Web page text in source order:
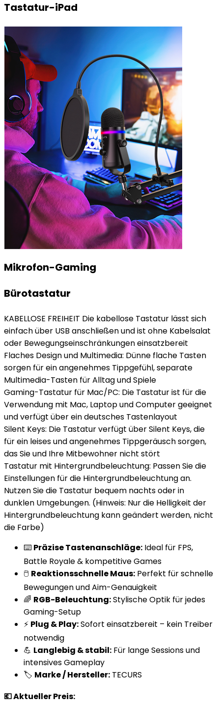
Tastatur-iPad
Mikrofon-Gaming
Bürotastatur
KABELLOSE FREIHEIT Die kabellose Tastatur lässt sich
einfach über USB anschließen und ist ohne Kabelsalat
oder Bewegungseinschränkungen einsatzbereit
Flaches Design und Multimedia: Dünne flache Tasten
sorgen für ein angenehmes Tippgefühl, separate
Multimedia-Tasten für Alltag und Spiele
Gaming-Tastatur für Mac/PC: Die Tastatur ist für die
Verwendung mit Mac, Laptop und Computer geeignet
und verfügt über ein deutsches Tastenlayout
Silent Keys: Die Tastatur verfügt über Silent Keys, die
für ein leises und angenehmes Tippgeräusch sorgen,
das Sie und Ihre Mitbewohner nicht stört
Tastatur mit Hintergrundbeleuchtung: Passen Sie die
Einstellungen für die Hintergrundbeleuchtung an.
Nutzen Sie die Tastatur bequem nachts oder in
dunklen Umgebungen. (Hinweis: Nur die Helligkeit der
Hintergrundbeleuchtung kann geändert werden, nicht
die Farbe)
⌨️ Präzise Tastenanschläge: Ideal für FPS,
Battle Royale & kompetitive Games
🖱️ Reaktionsschnelle Maus: Perfekt für schnelle
Bewegungen und Aim-Genauigkeit
🌈 RGB-Beleuchtung:Stylische Optik für jedes
Gaming-Setup
⚡ Plug & Play:Sofort einsatzbereit – kein Treiber
notwendig
💪 Langlebig & stabil: Für lange Sessions und
intensives Gameplay
🏷️ Marke / Hersteller: TECURS
💶 Aktueller Preis: